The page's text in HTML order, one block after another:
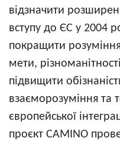
відзначити
вступу до ЄС у 2004
покращити
мети,
підвищити
взаєморозуміння та
європейської
проєкт CAMINO